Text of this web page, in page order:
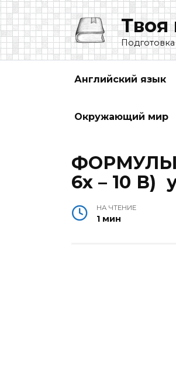
Перейти
к
содержанию
Твоя
Английский язык
Окружающий мир
ФОРМУЛЫ
6х – 10 В)
НА ЧТЕНИЕ
1 мин